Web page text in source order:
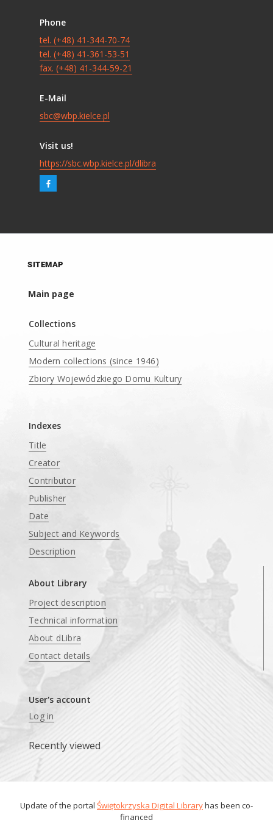
Phone
tel. (+48) 41-344-70-74
tel. (+48) 41-361-53-51
fax. (+48) 41-344-59-21
E-Mail
sbc@wbp.kielce.pl
Visit us!
https://sbc.wbp.kielce.pl/dlibra
SITEMAP
Main page
Collections
Cultural heritage
Modern collections (since 1946)
Zbiory Wojewódzkiego Domu Kultury
Indexes
Title
Creator
Contributor
Publisher
Date
Subject and Keywords
Description
About Library
Project description
Technical information
About dLibra
Contact details
User's account
Log in
Recently viewed
Update of the portal Świętokrzyska Digital Libraryhas been co-
financed